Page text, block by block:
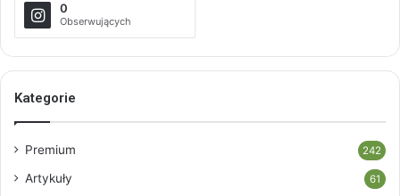
0
Obserwujących
Kategorie
Premium 242
Artykuły 61